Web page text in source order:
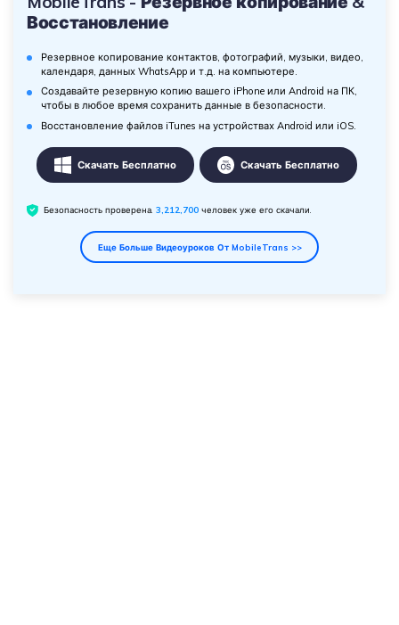
Восстановление
Резервное копирование контактов, фотографий, музыки, видео,
календаря, данных WhatsApp и т.д. на компьютере.
Создавайте резервную копию вашего iPhone или Android на ПК,
чтобы в любое время сохранить данные в безопасности.
Восстановление файлов iTunes на устройствах Android или iOS.
Скачать Бесплатно Скачать Бесплатно
Безопасность проверена.3,212,700 человек уже его скачали.
Еще Больше Видеоуроков От MobileTrans >>